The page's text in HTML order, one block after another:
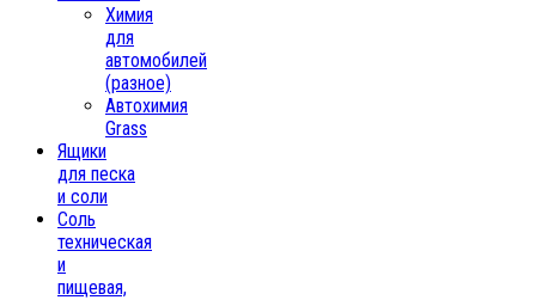
Химия
для
автомобилей
(разное)
Автохимия
Grass
Ящики
для песка
и соли
Соль
техническая
и
пищевая,